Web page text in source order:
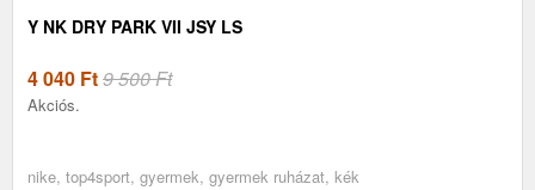
Y NK DRY PARK VII JSY LS
4 040 Ft9 500 Ft
Akciós.
nike, top4sport, gyermek, gyermek ruházat, kék